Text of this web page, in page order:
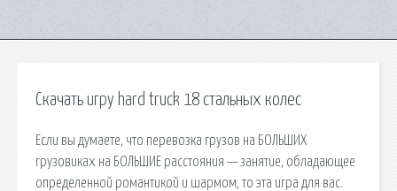
Скачать игру hard truck 18 стальных колес
Если вы думаете, что перевозка грузов на БОЛЬШИХ
грузовиках на БОЛЬШИЕ расстояния — занятие, обладающее
определенной романтикой и шармом, то эта игра для вас.